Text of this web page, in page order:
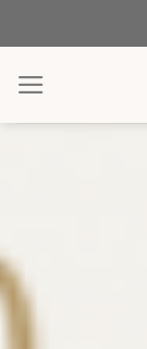
to
content